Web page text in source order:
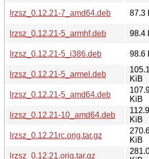
lrzsz_0.12.21-7_amd64.deb
87.3
lrzsz_0.12.21-5_armhf.deb
98.4
lrzsz_0.12.21-5_i386.deb
98.6
lrzsz_0.12.21-5_armel.deb
105.1
KiB
lrzsz_0.12.21-5_amd64.deb
KiB
lrzsz_0.12.21-10_amd64.deb
112.9
KiB
lrzsz_0.12.21rc.orig.tar.gz
KiB
lrzsz_0.12.21.orig.tar.gz